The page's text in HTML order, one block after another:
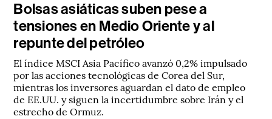
Bolsas asiáticas suben pese a
tensiones en Medio Oriente y al
repunte del petróleo
El índice MSCI Asia Pacífico avanzó 0,2% impulsado
por las acciones tecnológicas de Corea del Sur,
mientras los inversores aguardan el dato de empleo
de EE.UU. y siguen la incertidumbre sobre Irán y el
estrecho de Ormuz.